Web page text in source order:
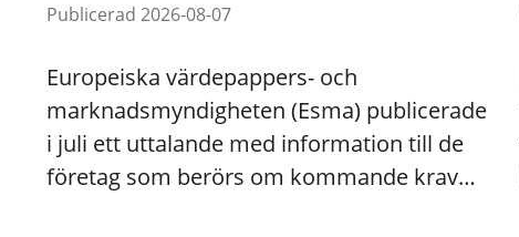
Publicerad 2026-08-07
Europeiska värdepappers- och
marknadsmyndigheten (Esma) publicerade
i juli ett uttalande med information till de
företag som berörs om kommande krav…